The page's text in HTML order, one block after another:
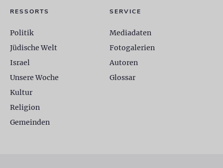
RESSORTS
Politik
Jüdische Welt
Israel
Unsere Woche
Kultur
Religion
Gemeinden
SERVICE
Mediadaten
Fotogalerien
Autoren
Glossar